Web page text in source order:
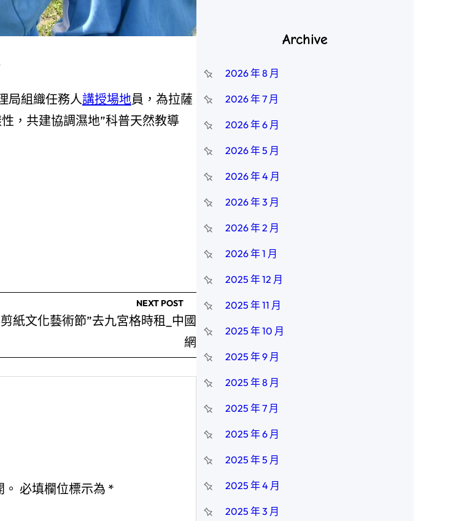
局組織任務人講授場地員，為拉薩
，共建協調濕地”科普天然教導
NEXT POST
紙文化藝術節”去九宮格時租_中國
網
必填欄位標示為 *
Archive
2026 年 8 月
2026 年 7 月
2026 年 6 月
2026 年 5 月
2026 年 4 月
2026 年 3 月
2026 年 2 月
2026 年 1 月
2025 年 12 月
2025 年 11 月
2025 年 10 月
2025 年 9 月
2025 年 8 月
2025 年 7 月
2025 年 6 月
2025 年 5 月
2025 年 4 月
2025 年 3 月